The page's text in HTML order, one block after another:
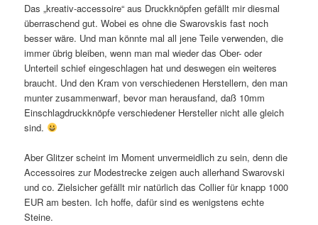
Das „kreativ-accessoire“ aus Druckknöpfen gefällt mir diesmal
überraschend gut. Wobei es ohne die Swarovskis fast noch
besser wäre. Und man könnte mal all jene Teile verwenden, die
immer übrig bleiben, wenn man mal wieder das Ober- oder
Unterteil schief eingeschlagen hat und deswegen ein weiteres
braucht. Und den Kram von verschiedenen Herstellern, den man
munter zusammenwarf, bevor man herausfand, daß 10mm
Einschlagdruckknöpfe verschiedener Hersteller nicht alle gleich
sind.
Aber Glitzer scheint im Moment unvermeidlich zu sein, denn die
Accessoires zur Modestrecke zeigen auch allerhand Swarovski
und co. Zielsicher gefällt mir natürlich das Collier für knapp 1000
EUR am besten. Ich hoffe, dafür sind es wenigstens echte
Steine.